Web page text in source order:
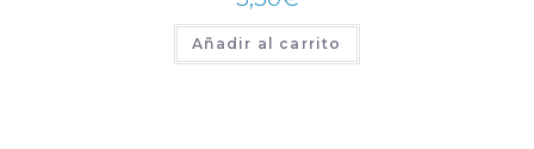
Añadir al carrito